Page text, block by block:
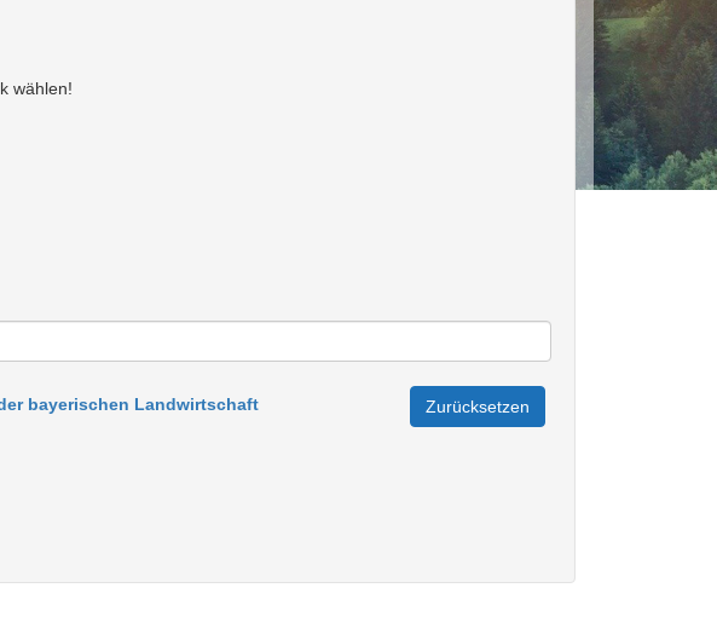
wählen!
bayerischen Landwirtschaft Zurücksetzen